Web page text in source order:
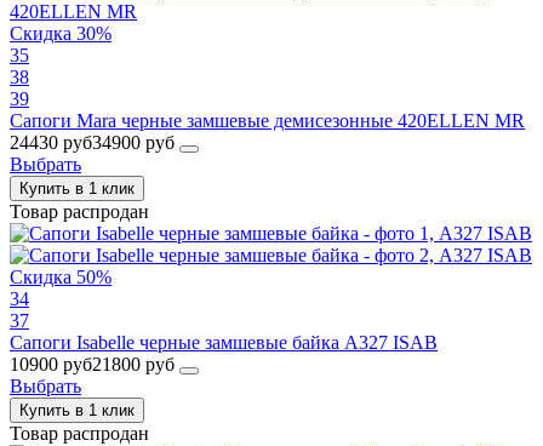
Скидка 30%
35
38
39
Сапоги Mara черные замшевые демисезонные 420ELLEN MR
24430 руб34900 руб
Выбрать
Купить в 1 клик
Товар распродан
Скидка 50%
34
37
Сапоги Isabelle черные замшевые байка A327 ISAB
10900 руб21800 руб
Выбрать
Купить в 1 клик
Товар распродан